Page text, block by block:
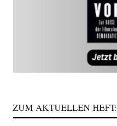
ZUM AKTUELLEN HEFT: